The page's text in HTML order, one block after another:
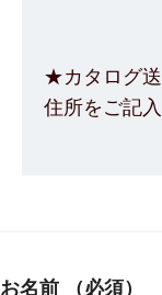
★カタログ
住所をご記
お名前 （必須）